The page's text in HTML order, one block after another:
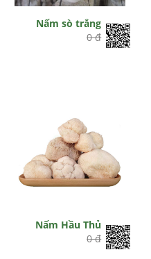
Nấm sò trắng
0 đ
Nấm Hầu Thủ
0 đ